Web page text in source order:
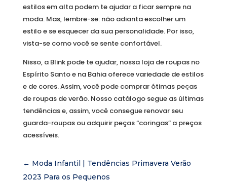
estilos em alta podem te ajudar a ficar sempre na
moda. Mas, lembre-se: não adianta escolher um
estilo e se esquecer da sua personalidade. Por isso,
vista-se como você se sente confortável.
Nisso, a Blink pode te ajudar, nossa loja de roupas no
Espírito Santo e na Bahia oferece variedade de estilos
e de cores. Assim, você pode comprar ótimas peças
de roupas de verão. Nosso catálogo segue as últimas
tendências e, assim, você consegue renovar seu
guarda-roupas ou adquirir peças “coringas” a preços
acessíveis.
← Moda Infantil | Tendências Primavera Verão
2023 Para os Pequenos